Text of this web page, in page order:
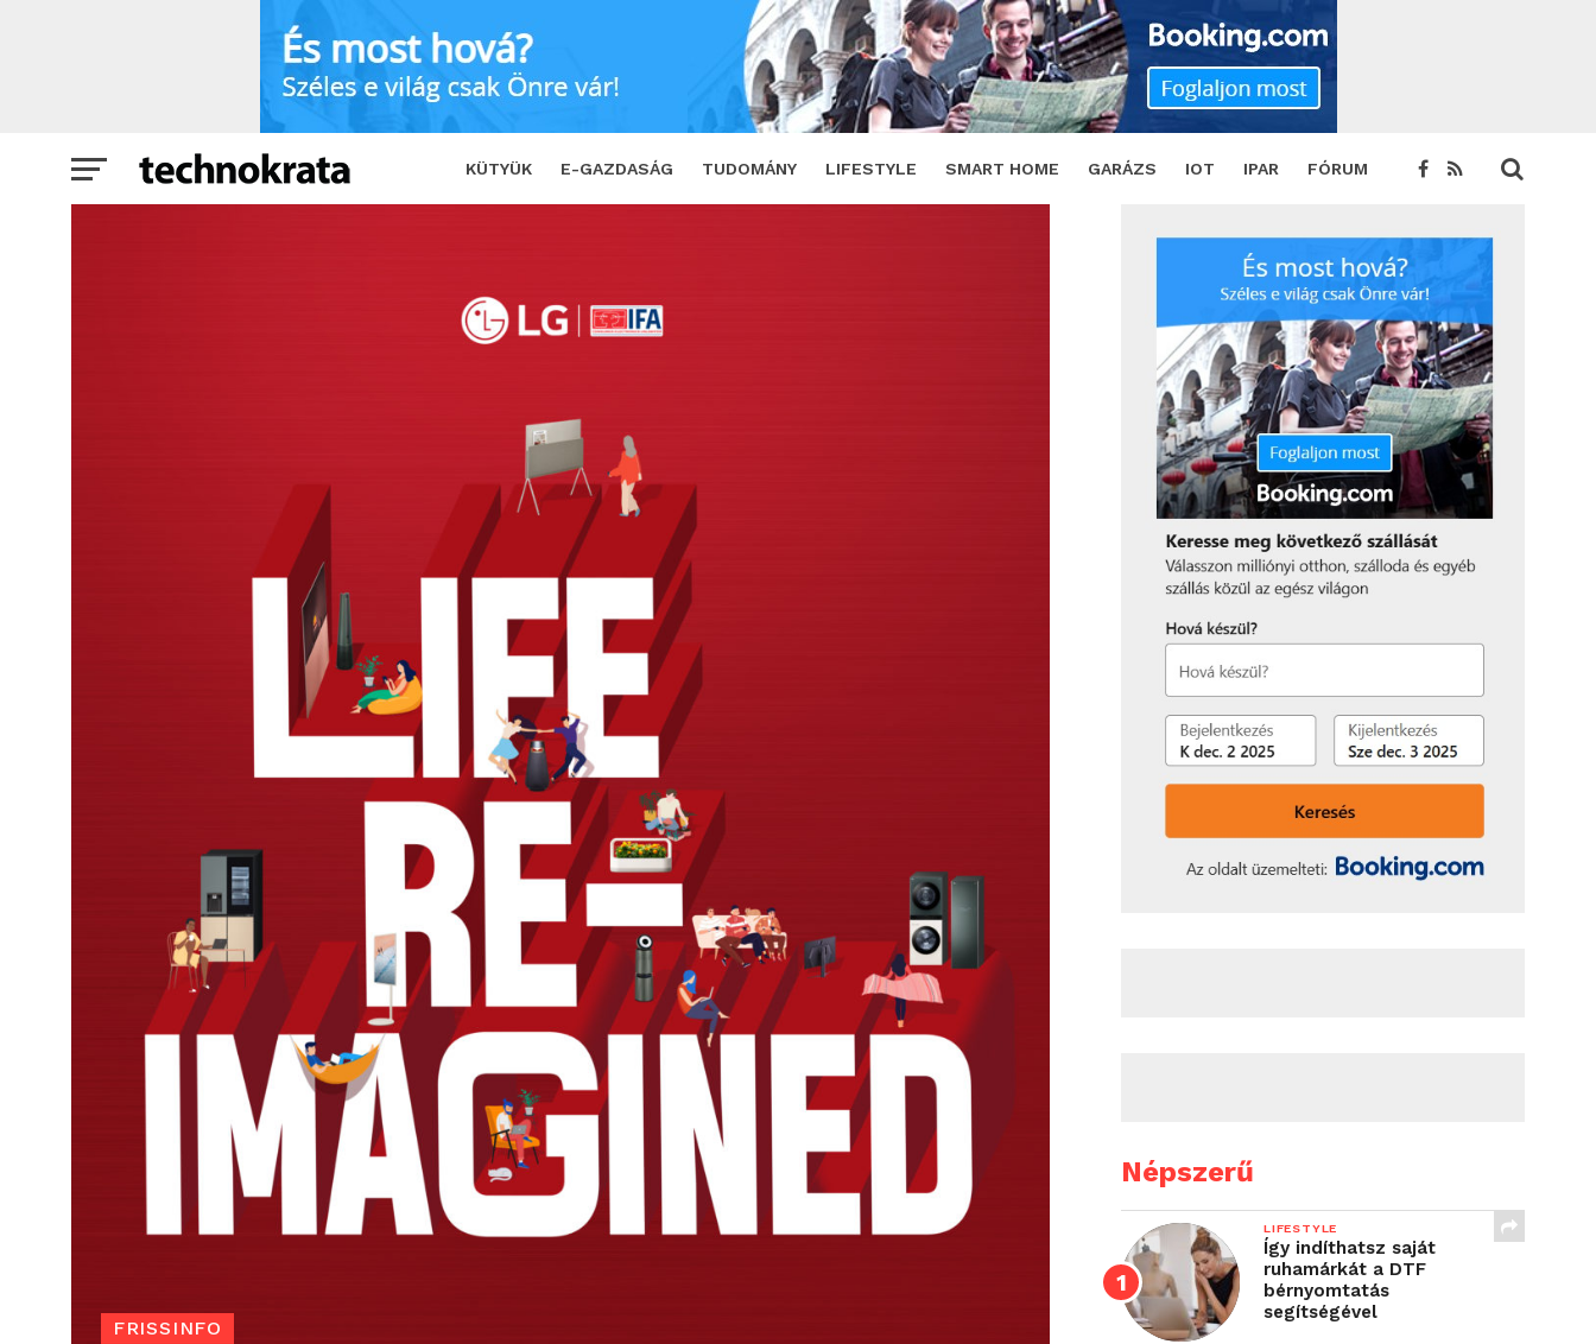
KÜTYÜK E-GAZDASÁG TUDOMÁNY LIFESTYLE SMART HOME GARÁZS IOT IPAR FÓRUM
Forradalmi innovációkat mutat be az LG a 2022-es IFA kiállításon SHARE TWEET
FRISSINFO
Népszerű
LIFESTYLE
Így indíthatsz saját
ruhamárkát a DTF
bérnyomtatás
segítségével